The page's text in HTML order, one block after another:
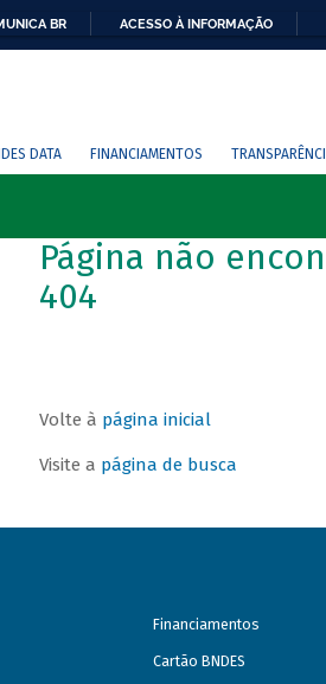
BR ACESSO À INFORMAÇÃO
DATA FINANCIAMENTOS
Página não
404
Volte à página inicial
Visite a página de busca
Financiamentos
Cartão BNDES